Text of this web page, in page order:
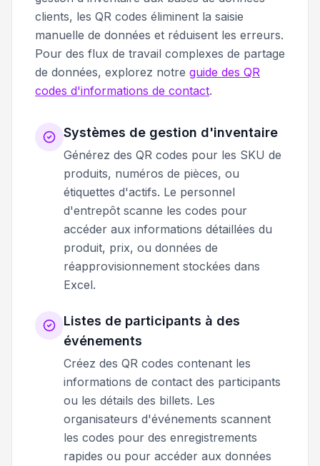
clients, les QR codes éliminent la saisie
manuelle de données et réduisent les erreurs.
Pour des flux de travail complexes de partage
de données, explorez notre guide des QR
codes d'informations de contact.
Systèmes de gestion d'inventaire
Générez des QR codes pour les SKU de
produits, numéros de pièces, ou
étiquettes d'actifs. Le personnel
d'entrepôt scanne les codes pour
accéder aux informations détaillées du
produit, prix, ou données de
réapprovisionnement stockées dans
Excel.
Listes de participants à des
événements
Créez des QR codes contenant les
informations de contact des participants
ou les détails des billets. Les
organisateurs d'événements scannent
les codes pour des enregistrements
rapides ou pour accéder aux données